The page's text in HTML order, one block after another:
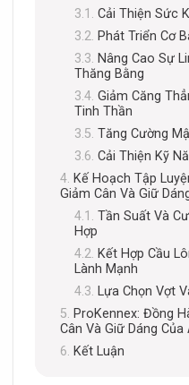
Cải Thiện Sức
Phát Triển Cơ
Nâng Cao Sự
Thăng Bằng
Giảm Căng
Tinh Thần
Tăng Cường
Cải Thiện Kỹ
Kế Hoạch Tập
Giảm Cân Và Giữ
Tần Suất Và
Hợp
Kết Hợp Cầu
Lành Mạnh
Lựa Chọn Vợt
ProKennex: Đồng
Cân Và Giữ Dáng Của
Kết Luận